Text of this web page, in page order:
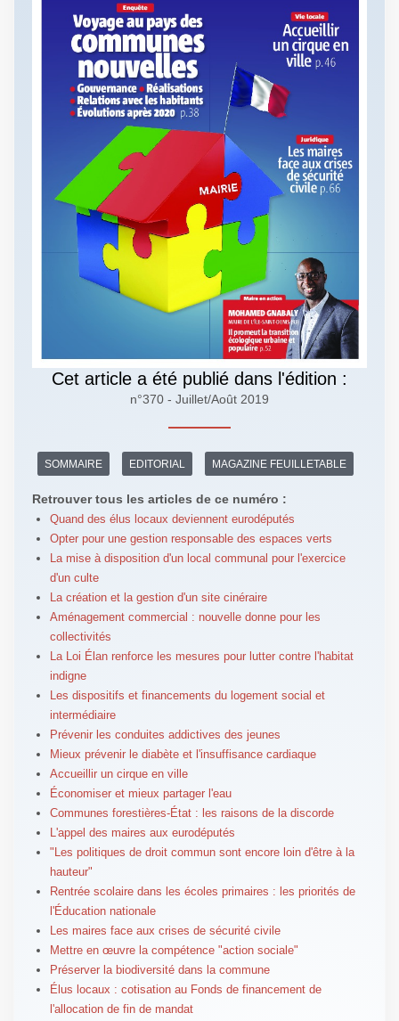
Cet article a été publié dans l'édition :
n°370 - Juillet/Août 2019
SOMMAIRE EDITORIAL MAGAZINE FEUILLETABLE
Retrouver tous les articles de ce numéro :
Quand des élus locaux deviennent eurodéputés
Opter pour une gestion responsable des espaces verts
La mise à disposition d'un local communal pour l'exercice
d'un culte
La création et la gestion d'un site cinéraire
Aménagement commercial : nouvelle donne pour les
collectivités
La Loi Élan renforce les mesures pour lutter contre l'habitat
indigne
Les dispositifs et financements du logement social et
intermédiaire
Prévenir les conduites addictives des jeunes
Mieux prévenir le diabète et l'insuffisance cardiaque
Accueillir un cirque en ville
Économiser et mieux partager l'eau
Communes forestières-État : les raisons de la discorde
L'appel des maires aux eurodéputés
"Les politiques de droit commun sont encore loin d'être à la
hauteur"
Rentrée scolaire dans les écoles primaires : les priorités de
l'Éducation nationale
Les maires face aux crises de sécurité civile
Mettre en œuvre la compétence "action sociale"
Préserver la biodiversité dans la commune
Élus locaux : cotisation au Fonds de financement de
l'allocation de fin de mandat